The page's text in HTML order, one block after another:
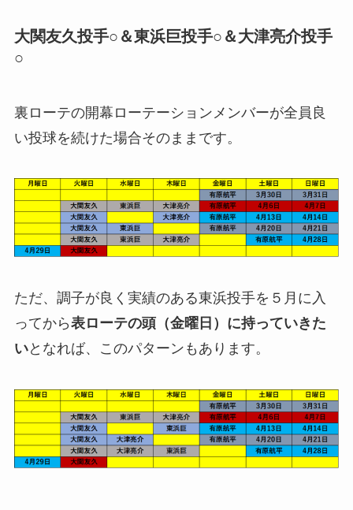
大関友久投手○＆東浜巨投手○＆大津亮介投手
○
裏ローテの開幕ローテーションメンバーが全員良
い投球を続けた場合そのままです。
ただ、調子が良く実績のある東浜投手を５月に入
ってから表ローテの頭（金曜日）に持っていきた
いとなれば、このパターンもあります。